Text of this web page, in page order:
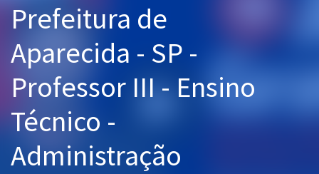
Cursos 20% OFF
Pós
Graduação
OAB
Mentorias
Prefeitura de
Aparecida - SP -
Professor III - Ensino
Técnico -
Administração